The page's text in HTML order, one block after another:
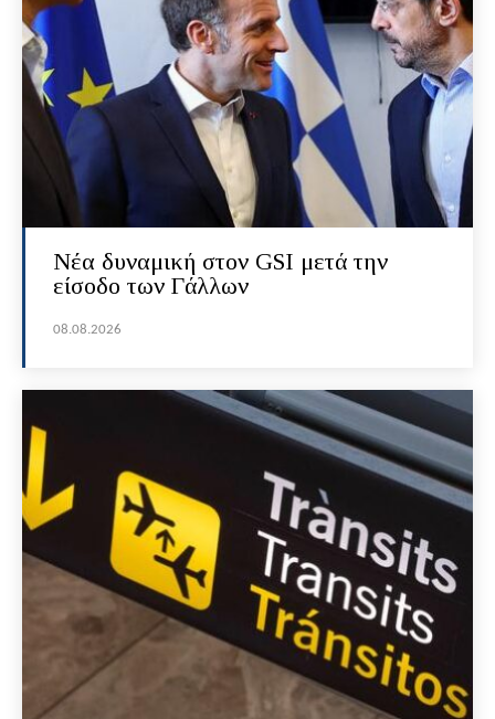
Νέα δυναμική στον GSI μετά την
είσοδο των Γάλλων
08.08.2026